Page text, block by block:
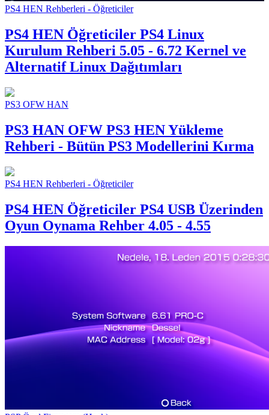
PS4 HEN Rehberleri - Öğreticiler
PS4 HEN Öğreticiler PS4 Linux
Kurulum Rehberi 5.05 - 6.72 Kernel ve
Alternatif Linux Dağıtımları
PS3 OFW HAN
PS3 HAN OFW PS3 HEN Yükleme
Rehberi - Bütün PS3 Modellerini Kırma
PS4 HEN Rehberleri - Öğreticiler
PS4 HEN Öğreticiler PS4 USB Üzerinden
Oyun Oynama Rehber 4.05 - 4.55